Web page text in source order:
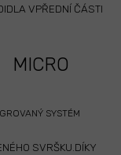
VPŘEDNÍ ČÁSTI
MICRO
SYSTÉM
SVRŠKU.DÍKY